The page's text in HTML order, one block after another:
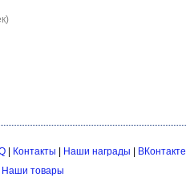
| Контакты Наши награды
ВКонтакте
Наши товары